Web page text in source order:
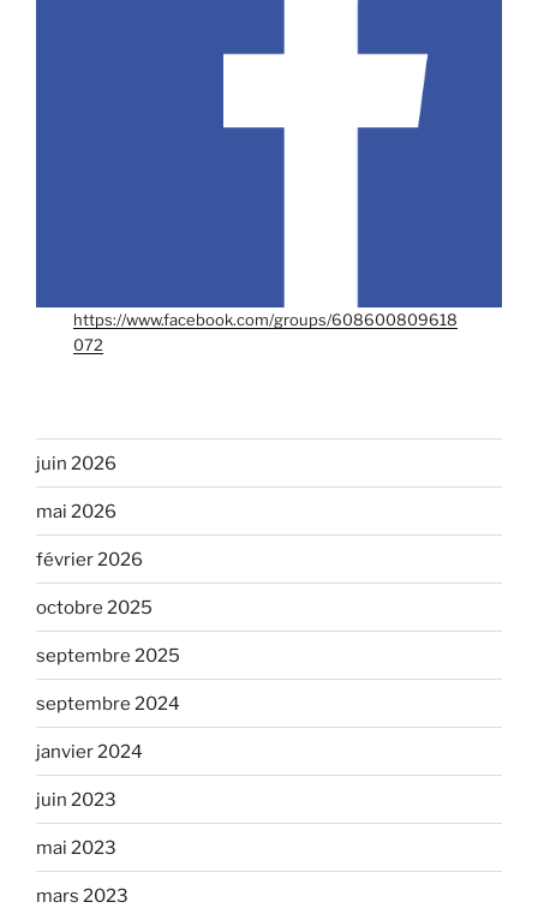
https://www.facebook.com/groups/608600809618
072
juin 2026
mai 2026
février 2026
octobre 2025
septembre 2025
septembre 2024
janvier 2024
juin 2023
mai 2023
mars 2023